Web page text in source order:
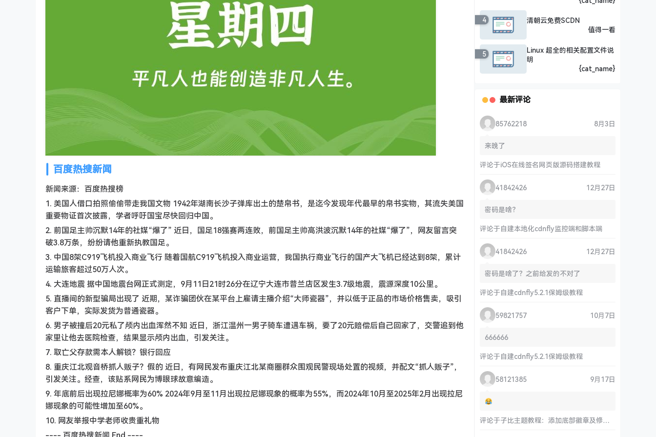
百度热搜新闻
新闻来源：百度热搜榜
1. 美国人借口拍照偷偷带走我国文物 1942年湖南长沙子弹库出土的楚帛书，是迄今发现年代最早的帛书实物，其流失美国
重要物证首次披露，学者呼吁国宝尽快回归中国。
2. 前国足主帅沉默14年的社媒“爆了” 近日，国足18强赛两连败，前国足主帅高洪波沉默14年的社媒“爆了”，网友留言突
破3.8万条，纷纷请他重新执教国足。
3. 中国8架C919飞机投入商业飞行 随着国航C919飞机投入商业运营，我国执行商业飞行的国产大飞机已经达到8架，累计
运输旅客超过50万人次。
4. 大连地震 据中国地震台网正式测定，9月11日21时26分在辽宁大连市普兰店区发生3.7级地震，震源深度10公里。
5. 直播间的新型骗局出现了 近期，某诈骗团伙在某平台上雇请主播介绍“大师瓷器”，并以低于正品的市场价格售卖，吸引
客户下单，实际发货为普通瓷器。
6. 男子被撞后20元私了颅内出血浑然不知 近日，浙江温州一男子骑车遭遇车祸，要了20元赔偿后自己回家了，交警追到他
家里让他去医院检查，结果显示颅内出血，引发关注。
7. 取亡父存款需本人解锁？银行回应
8. 重庆江北观音桥抓人贩子？假的 近日，有网民发布重庆江北某商圈群众围观民警现场处置的视频，并配文“抓人贩子”，
引发关注。经查，该贴系网民为博眼球故意编造。
9. 年底前后出现拉尼娜概率为60% 2024年9月至11月出现拉尼娜现象的概率为55%，而2024年10月至2025年2月出现拉尼
娜现象的可能性增加至60%。
10. 网友举报中学老师收贵重礼物
4
清朝云免费SCDN
值得一看
5
Linux 超全的相关配置文件说
明
{cat_name}
最新评论
85762218 8月3日
来晚了
评论于iOS在线签名网页版源码搭建教程
41842426 12月27日
密码是啥？
评论于自建本地化cdnfly监控端和脚本端
41842426 12月27日
密码是啥了？之前给发的不对了
评论于自建cdnfly5.2.1保姆级教程
59821757 10月7日
666666
评论于自建cdnfly5.2.1保姆级教程
58121385 9月17日
评论于子比主题教程：添加底部徽章及修改链接和运行时间